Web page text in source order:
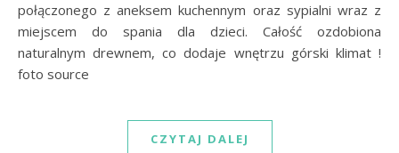
połączonego z aneksem kuchennym oraz sypialni wraz z
miejscem do spania dla dzieci. Całość ozdobiona
naturalnym drewnem, co dodaje wnętrzu górski klimat !
foto source
CZYTAJ DALEJ